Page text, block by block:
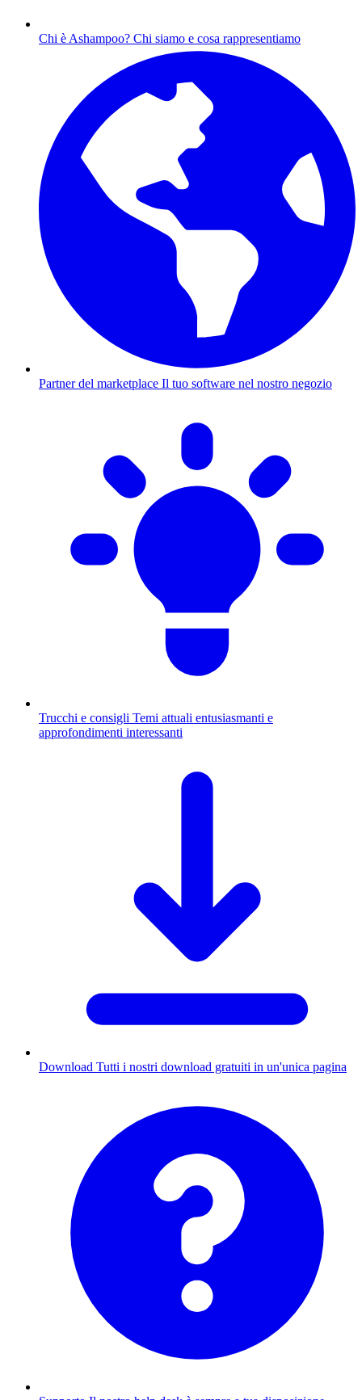
Chi è Ashampoo? Chi siamo e cosa rappresentiamo
Partner del marketplace Il tuo software nel nostro negozio
Trucchi e consigli Temi attuali entusiasmanti e
approfondimenti interessanti
Download Tutti i nostri download gratuiti in un'unica pagina